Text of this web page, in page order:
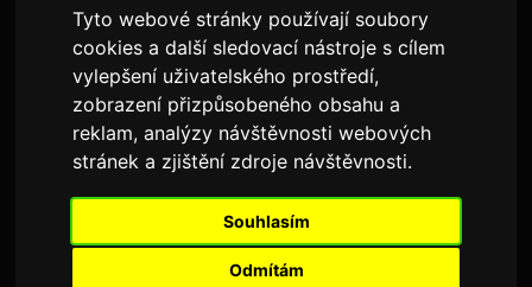
Tyto webové stránky používají soubory
cookies a další sledovací nástroje s cílem
vylepšení uživatelského prostředí,
zobrazení přizpůsobeného obsahu a
reklam, analýzy návštěvnosti webových
stránek a zjištění zdroje návštěvnosti.
Souhlasím
Odmítám
Atrei